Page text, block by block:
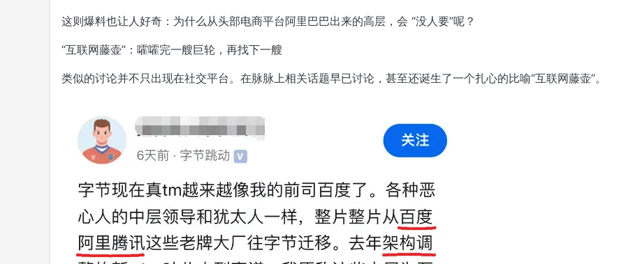
这则爆料也让人好奇：为什么从头部电商平台阿里巴巴出来的高层，会 “没人要”呢？
“互联网藤壶”：嚯嚯完一艘巨轮，再找下一艘
类似的讨论并不只出现在社交平台。在脉脉上相关话题早已讨论，甚至还诞生了一个扎心的比喻“互联网藤壶”。